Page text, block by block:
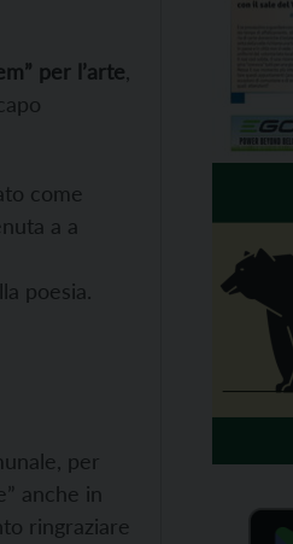
per l’arte,
come
a a
poesia.
per
anche in
ringraziare